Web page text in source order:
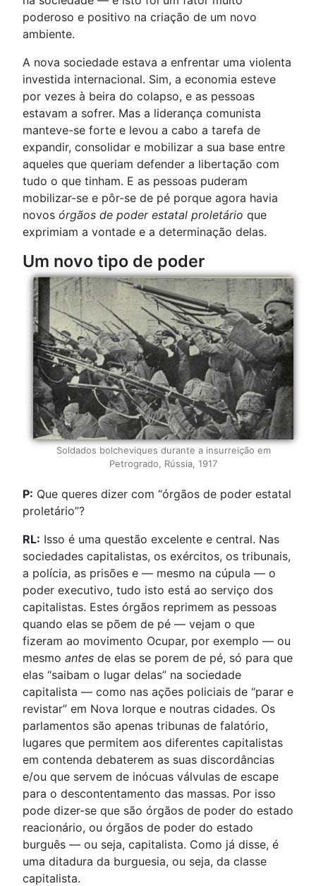
poderoso e positivo na criação de um novo
ambiente.
A nova sociedade estava a enfrentar uma violenta
investida internacional. Sim, a economia esteve
por vezes à beira do colapso, e as pessoas
estavam a sofrer. Mas a liderança comunista
manteve-se forte e levou a cabo a tarefa de
expandir, consolidar e mobilizar a sua base entre
aqueles que queriam defender a libertação com
tudo o que tinham. E as pessoas puderam
mobilizar-se e pôr-se de pé porque agora havia
novos órgãos de poder estatal proletário que
exprimiam a vontade e a determinação delas.
Um novo tipo de poder
Soldados bolcheviques durante a insurreição em
Petrogrado, Rússia, 1917
P: Que queres dizer com “órgãos de poder estatal
proletário”?
RL: Isso é uma questão excelente e central. Nas
sociedades capitalistas, os exércitos, os tribunais,
a polícia, as prisões e — mesmo na cúpula — o
poder executivo, tudo isto está ao serviço dos
capitalistas. Estes órgãos reprimem as pessoas
quando elas se põem de pé — vejam o que
fizeram ao movimento Ocupar, por exemplo — ou
mesmo antes de elas se porem de pé, só para que
elas “saibam o lugar delas” na sociedade
capitalista — como nas ações policiais de “parar e
revistar” em Nova Iorque e noutras cidades. Os
parlamentos são apenas tribunas de falatório,
lugares que permitem aos diferentes capitalistas
em contenda debaterem as suas discordâncias
e/ou que servem de inócuas válvulas de escape
para o descontentamento das massas. Por isso
pode dizer-se que são órgãos de poder do estado
reacionário, ou órgãos de poder do estado
burguês — ou seja, capitalista. Como já disse, é
uma ditadura da burguesia, ou seja, da classe
capitalista.